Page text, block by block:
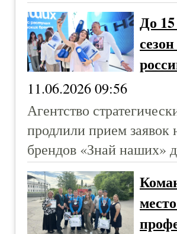
До
11.06.2026 09:56
Агентство
продлили прием заявок
брендов «Знай наших»